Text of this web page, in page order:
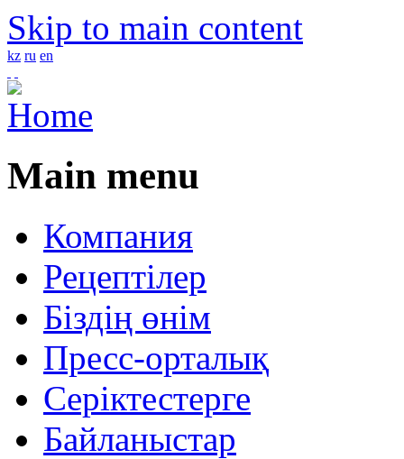
Skip to main content
kz ru en
Main menu
Компания
Рецептілер
Біздің өнім
Пресс-орталық
Серіктестерге
Байланыстар